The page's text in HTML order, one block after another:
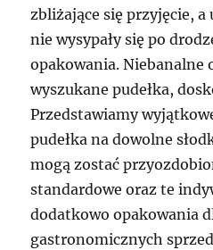
zbliżające się przyjęcie,
nie wysypały się po
opakowania. Niebanalne
wyszukane pudełka,
Przedstawiamy
pudełka na dowolne
mogą zostać
standardowe oraz te
dodatkowo opakowania
gastronomicznych